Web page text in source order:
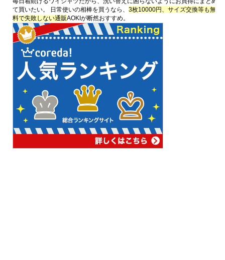
て買いたい。 日常使いの相棒を買うなら、 3枚10000円、サイズ交換等も無
料で失敗しない通販AOKIが断然おすすめ。